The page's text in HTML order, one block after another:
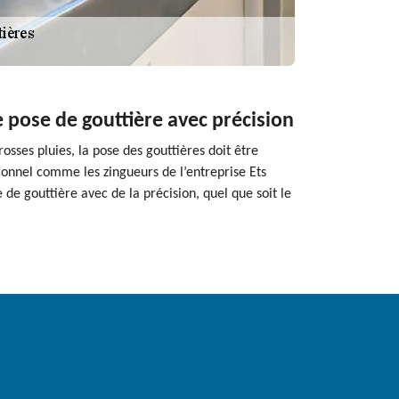
de gouttière avec précision
pluies, la pose des gouttières doit être
comme les zingueurs de l’entreprise Ets
gouttière avec de la précision, quel que soit le